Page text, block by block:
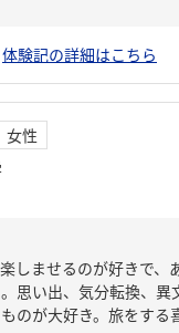
体験記の詳細はこちら
女性
しませるのが好きで、
思い出、気分転換、異
のが大好き。旅をする